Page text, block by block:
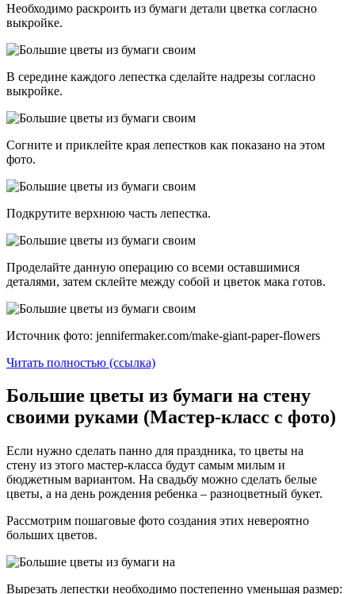
Необходимо раскроить из бумаги детали цветка согласно
выкройке.
В середине каждого лепестка сделайте надрезы согласно
выкройке.
Согните и приклейте края лепестков как показано на этом
фото.
Подкрутите верхнюю часть лепестка.
Проделайте данную операцию со всеми оставшимися
деталями, затем склейте между собой и цветок мака готов.
Источник фото: jennifermaker.com/make-giant-paper-flowers
Читать полностью (ссылка)
Большие цветы из бумаги на стену
своими руками (Мастер-класс с фото)
Если нужно сделать панно для праздника, то цветы на
стену из этого мастер-класса будут самым милым и
бюджетным вариантом. На свадьбу можно сделать белые
цветы, а на день рождения ребенка – разноцветный букет.
Рассмотрим пошаговые фото создания этих невероятно
больших цветов.
Вырезать лепестки необходимо постепенно уменьшая размер: